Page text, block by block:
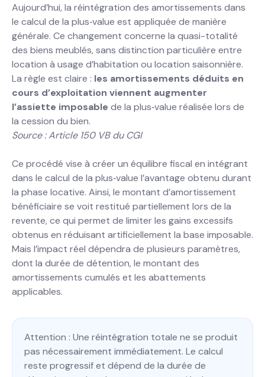
Aujourd’hui, la réintégration des amortissements dans
le calcul de la plus‐value est appliquée de manière
générale. Ce changement concerne la quasi-totalité
des biens meublés, sans distinction particulière entre
location à usage d’habitation ou location saisonnière.
La règle est claire : les amortissements déduits en
cours d’exploitation viennent augmenter
l’assiette imposable de la plus‐value réalisée lors de
la cession du bien.
Source : Article 150 VB du CGI
Ce procédé vise à créer un équilibre fiscal en intégrant
dans le calcul de la plus‐value l’avantage obtenu durant
la phase locative. Ainsi, le montant d’amortissement
bénéficiaire se voit restitué partiellement lors de la
revente, ce qui permet de limiter les gains excessifs
obtenus en réduisant artificiellement la base imposable.
Mais l’impact réel dépendra de plusieurs paramètres,
dont la durée de détention, le montant des
amortissements cumulés et les abattements
applicables.
Attention : Une réintégration totale ne se produit
pas nécessairement immédiatement. Le calcul
reste progressif et dépend de la durée de